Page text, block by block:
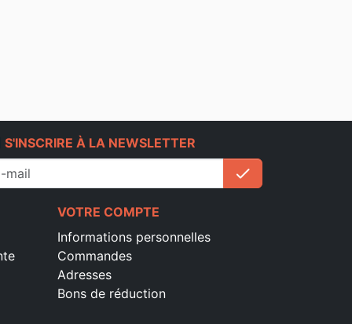
S'INSCRIRE À LA NEWSLETTER
check
VOTRE COMPTE
Informations personnelles
Commandes
Adresses
Bons de réduction